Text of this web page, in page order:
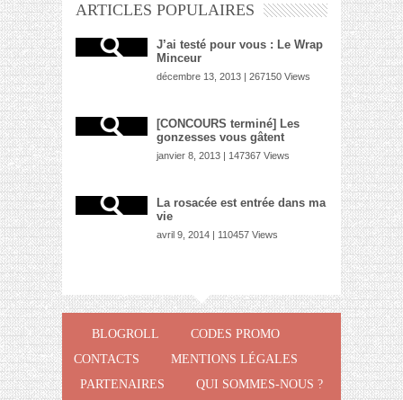
ARTICLES POPULAIRES
J’ai testé pour vous : Le Wrap
Minceur
décembre 13, 2013 | 267150 Views
[CONCOURS terminé] Les
gonzesses vous gâtent
janvier 8, 2013 | 147367 Views
La rosacée est entrée dans ma
vie
avril 9, 2014 | 110457 Views
BLOGROLL
CODES PROMO
CONTACTS
MENTIONS LÉGALES
PARTENAIRES
QUI SOMMES-NOUS ?